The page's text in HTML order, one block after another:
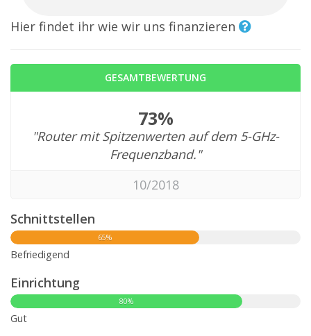
Hier findet ihr wie wir uns finanzieren
GESAMTBEWERTUNG
73%
"Router mit Spitzenwerten auf dem 5-GHz-
Frequenzband."
10/2018
Schnittstellen
65%
Befriedigend
Einrichtung
80%
Gut